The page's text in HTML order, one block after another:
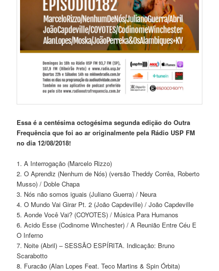
Essa é a centésima octogésima segunda edição do Outra
Frequência que foi ao ar originalmente pela Rádio USP FM
no dia 12/08/2018!
1. A Interrogação (Marcelo Rizzo)
2. O Aprendiz (Nenhum de Nós) (versão Theddy Corrêa, Roberto
Musso) / Doble Chapa
3. Nós não somos iguais (Juliano Guerra) / Neura
4. O Mundo Vai Girar Pt. 2 (João Capdeville) / João Capdeville
5. Aonde Você Vai? (COYOTES) / Música Para Humanos
6. Acido Esse (Codinome Winchester) / A Reunião Entre Céu E
O Inferno
7. Noite (Abril) – SESSÃO ESPÍRITA. Indicação: Bruno
Scarabotto
8. Furacão (Alan Lopes Feat. Teco Martins & Spin Órbita)